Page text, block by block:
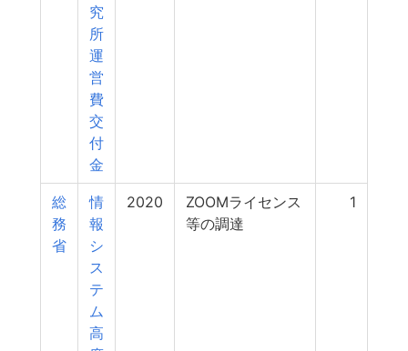
究
所
運
営
費
交
付
金
総
務
省
情
報
シ
ス
テ
ム
高
2020
ZOOMライセンス
等の調達
1